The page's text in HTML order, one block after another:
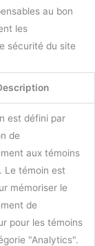
au bon
les
sécurité du site
est défini par
de
aux témoins
Le témoin est
mémoriser le
de
pour les témoins
"Analytics".